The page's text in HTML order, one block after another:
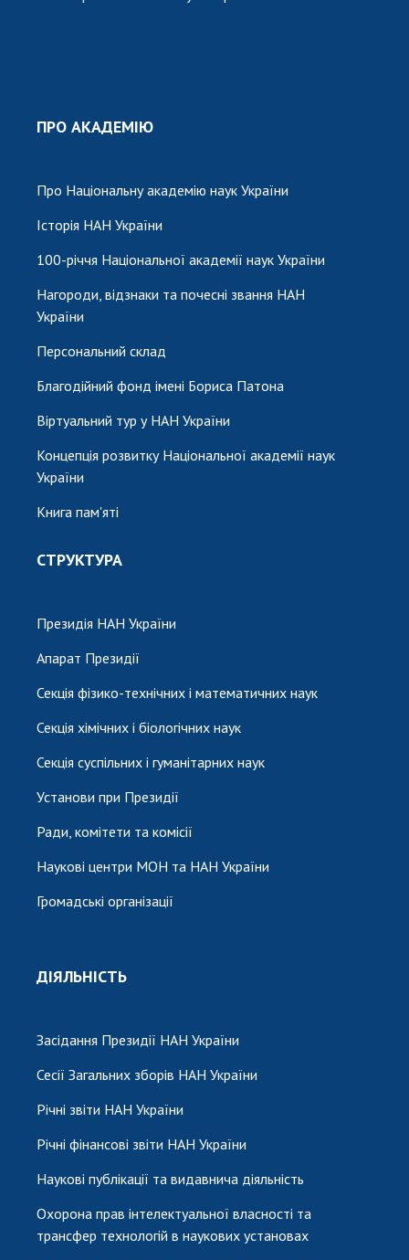
ПРО АКАДЕМІЮ
Про Національну академію наук України
Історія НАН України
100-річчя Національної академії наук України
Нагороди, відзнаки та почесні звання НАН
України
Персональний склад
Благодійний фонд імені Бориса Патона
Віртуальний тур у НАН України
Концепція розвитку Національної академії наук
України
Книга пам'яті
СТРУКТУРА
Президія НАН України
Апарат Президії
Секція фізико-технічних і математичних наук
Секція хімічних і біологічних наук
Секція суспільних і гуманітарних наук
Установи при Президії
Ради, комітети та комісії
Наукові центри МОН та НАН України
Громадські організації
ДІЯЛЬНІСТЬ
Засідання Президії НАН України
Сесії Загальних зборів НАН України
Річні звіти НАН України
Річні фінансові звіти НАН України
Наукові публікації та видавнича діяльність
Охорона прав інтелектуальної власності та
трансфер технологій в наукових установах